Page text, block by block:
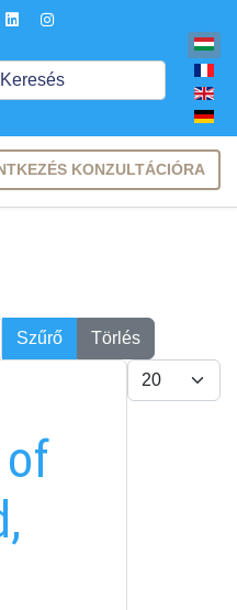
KONZULTÁCIÓRA
Szűrő
Törlés
Tételek #